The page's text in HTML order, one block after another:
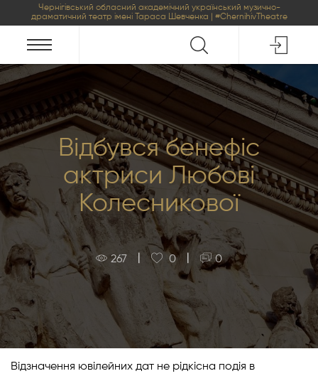
Чернігівський обласний академічний український музично-
драматичний театр імені Тараса Шевченка | #ChernihivTheatre
Відбувся бенефіс
актриси Любові
Колесникової
267 0 0
Відзначення ювілейних дат не рідкісна подія в